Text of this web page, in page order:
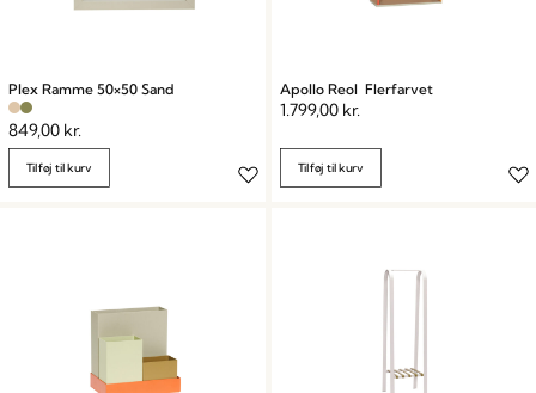
Plex Ramme 50×50 Sand
849,00 kr.
Tilføj til kurv
Apollo Reol Flerfarvet
1.799,00 kr.
Tilføj til kurv